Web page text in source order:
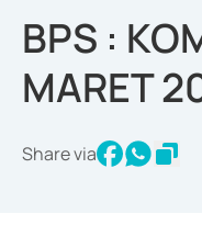
BPS :
MARET
Share via